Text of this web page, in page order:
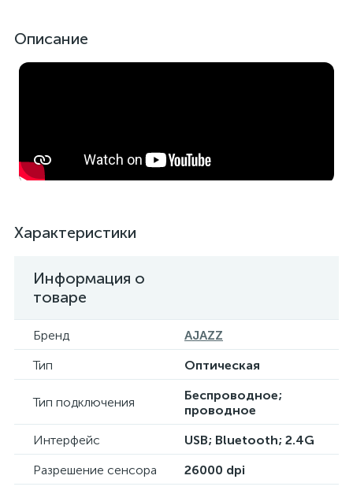
Описание
Характеристики
Информация о
товаре
Бренд
AJAZZ
Тип
Оптическая
Тип подключения
Беспроводное;
проводное
Интерфейс
USB; Bluetooth; 2.4G
Разрешение сенсора
26000 dpi